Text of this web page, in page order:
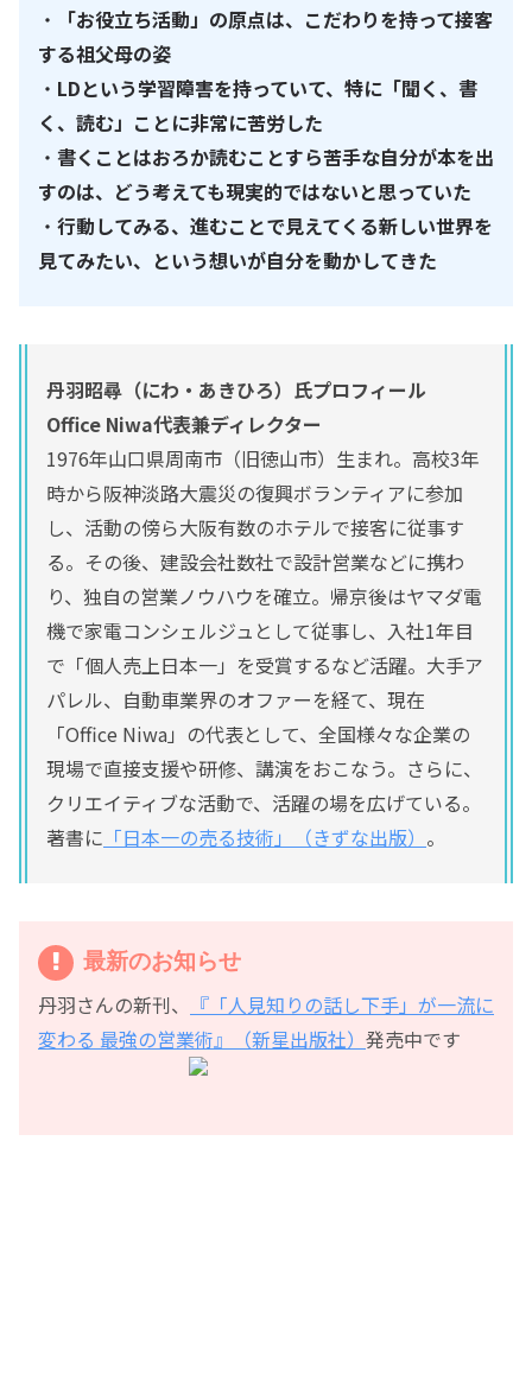
・
「お役立ち活動」の原点は、こだわりを持って接客
する祖父母の姿
・ LDという学習障害を持っていて、特に「聞く、書
く、読む」ことに非常に苦労した
・ 書くことはおろか読むことすら苦手な自分が本を出
すのは、どう考えても現実的ではないと思っていた
・ 行動してみる、進むことで見えてくる新しい世界を
見てみたい、という想いが自分を動かしてきた
丹羽昭尋（にわ・あきひろ）氏プロフィール
Office Niwa代表兼ディレクター
1976年山口県周南市（旧徳山市）生まれ。高校3年
時から阪神淡路大震災の復興ボランティアに参加
し、活動の傍ら大阪有数のホテルで接客に従事す
る。その後、建設会社数社で設計営業などに携わ
り、独自の営業ノウハウを確立。帰京後はヤマダ電
機で家電コンシェルジュとして従事し、入社1年目
で「個人売上日本一」を受賞するなど活躍。大手ア
パレル、自動車業界のオファーを経て、現在
「Office Niwa」の代表として、全国様々な企業の
現場で直接支援や研修、講演をおこなう。さらに、
クリエイティブな活動で、活躍の場を広げている。
著書に 「日本一の売る技術」（きずな出版） 。
最新のお知らせ
丹羽さんの新刊、
『「人見知りの話し下手」が一流に
変わる 最強の営業術』（新星出版社） 発売中です